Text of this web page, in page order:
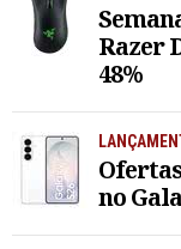
Razer
48%
no